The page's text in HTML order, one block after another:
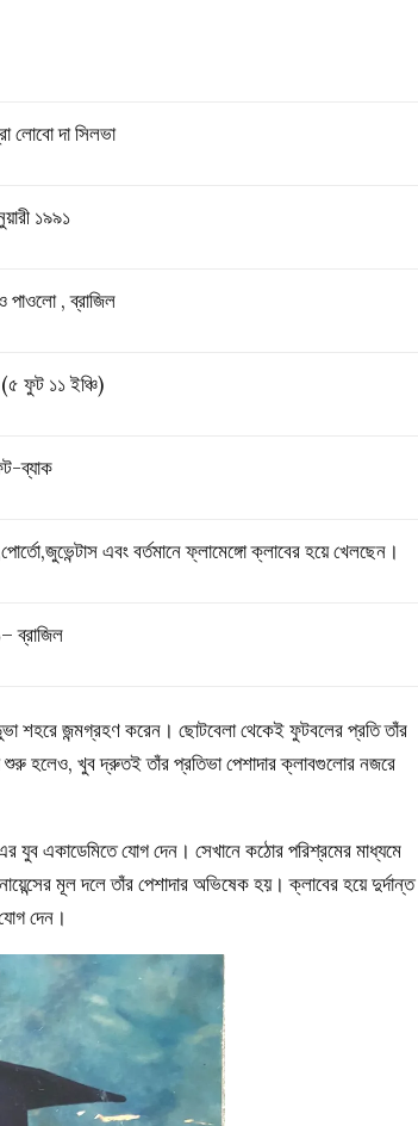
লোবো দা সিলভা
১৯৯১
পাওলো , ব্রাজিল
ফুট ১১ ইঞ্চি)
ব্যাক
এবং বর্তমানে ফ্লামেঙ্গো ক্লাবের হয়ে খেলছেন।
ব্রাজিল
শহরে জন্মগ্রহণ করেন। ছোটবেলা থেকেই ফুটবলের প্রতি তাঁর
হলেও, খুব দ্রুতই তাঁর প্রতিভা পেশাদার ক্লাবগুলোর নজরে
যুব একাডেমিতে যোগ দেন। সেখানে কঠোর পরিশ্রমের মাধ্যমে
মূল দলে তাঁর পেশাদার অভিষেক হয়। ক্লাবের হয়ে দুর্দান্ত
দেন।